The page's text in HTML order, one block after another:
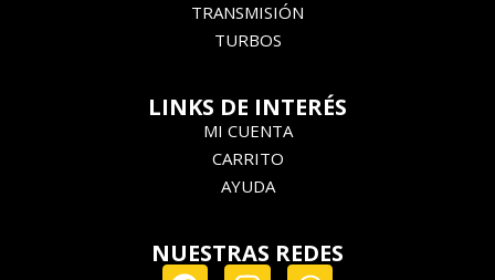
TRANSMISIÓN
TURBOS
LINKS DE INTERÉS
MI CUENTA
CARRITO
AYUDA
NUESTRAS REDES